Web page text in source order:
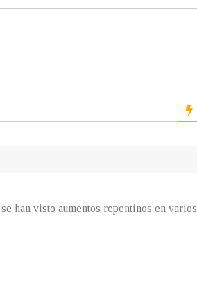
han visto aumentos repentinos en varios